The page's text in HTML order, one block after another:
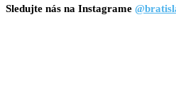
Sledujte nás na Instagrame